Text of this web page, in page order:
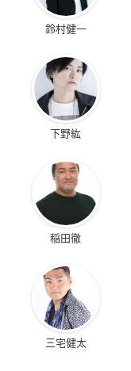
鈴村健一
下野紘
稲田徹
三宅健太